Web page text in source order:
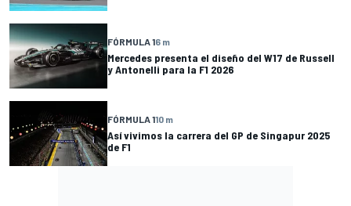
FÓRMULA 16 m
Mercedes presenta el diseño del W17 de Russell
y Antonelli para la F1 2026
FÓRMULA 110 m
Así vivimos la carrera del GP de Singapur 2025
de F1